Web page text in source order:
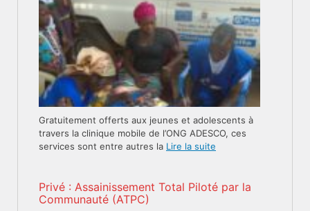
Gratuitement offerts aux jeunes et adolescents à
travers la clinique mobile de l’ONG ADESCO, ces
services sont entre autres la Lire la suite
Privé : Assainissement Total Piloté par la
Communauté (ATPC)